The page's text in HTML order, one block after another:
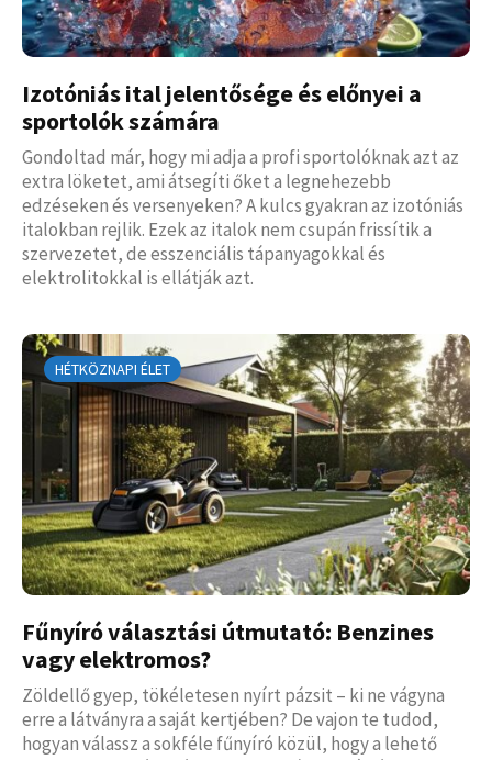
Izotóniás ital jelentősége és előnyei a
sportolók számára
Gondoltad már, hogy mi adja a profi sportolóknak azt az
extra löketet, ami átsegíti őket a legnehezebb
edzéseken és versenyeken? A kulcs gyakran az izotóniás
italokban rejlik. Ezek az italok nem csupán frissítik a
szervezetet, de esszenciális tápanyagokkal és
elektrolitokkal is ellátják azt.
HÉTKÖZNAPI ÉLET
Fűnyíró választási útmutató: Benzines
vagy elektromos?
Zöldellő gyep, tökéletesen nyírt pázsit – ki ne vágyna
erre a látványra a saját kertjében? De vajon te tudod,
hogyan válassz a sokféle fűnyíró közül, hogy a lehető